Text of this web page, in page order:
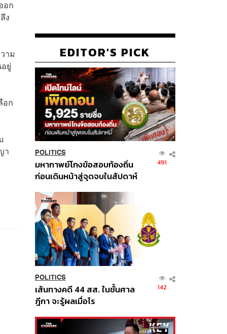
อก
ง
าม
ยู่
อก
า
EDITOR'S PICK
POLITICS
มหากาพย์โกงข้อสอบท้องถิ่น
ก่อนเดินหน้าสู่จุดจบในสัปดาห์
491
POLITICS
เส้นทางคดี 44 สส. ในชั้นศาล
ฎีกา จะรู้ผลเมื่อไร
142